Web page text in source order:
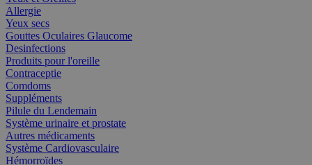
Allergie
Yeux secs
Gouttes Oculaires Glaucome
Desinfections
Produits pour l'oreille
Contraceptie
Comdoms
Suppléments
Pilule du Lendemain
Système urinaire et prostate
Autres médicaments
Système Cardiovasculaire
Hémorroïdes